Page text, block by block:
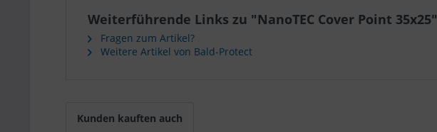
Weiterführende Links zu "NanoTEC Cover Point 35x25"
Fragen zum Artikel?
Weitere Artikel von Bald-Protect
Kunden kauften auch